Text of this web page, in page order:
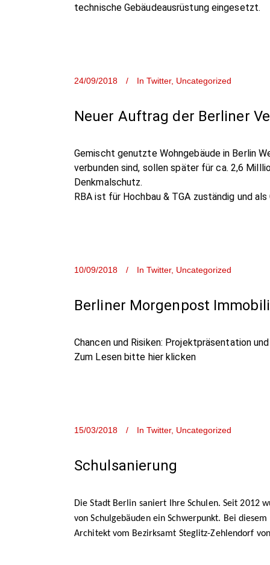
technische Gebäudeausrüstung eingesetzt.
24/09/2018 In Twitter, Uncategorized
Neuer Auftrag der Berliner
Gemischt genutzte Wohngebäude in Berlin
verbunden sind, sollen später für ca. 2,6
Denkmalschutz.
RBA ist für Hochbau & TGA zuständig und
10/09/2018 In Twitter, Uncategorized
Berliner Morgenpost
Chancen und Risiken: Projektpräsentation
Zum Lesen bitte hier klicken
15/03/2018 In Twitter, Uncategorized
Schulsanierung
Die Stadt Berlin saniert Ihre Schulen. Seit 2012
von Schulgebäuden ein Schwerpunkt. Bei
Architekt vom Bezirksamt Steglitz-Zehlendorf